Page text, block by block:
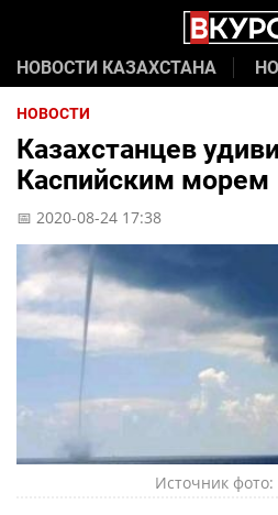
НОВОСТИ КАЗАХСТАНА
НОВОСТИ
Казахстанцев
Каспийским морем
📅 2020-08-24 17:38
Источник фото: